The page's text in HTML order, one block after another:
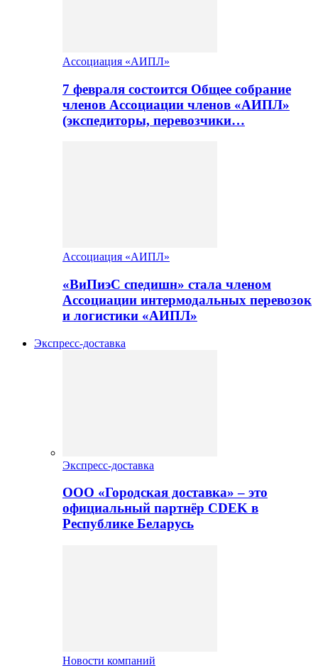
Ассоциация «АИПЛ»
7 февраля состоится Общее собрание
членов Ассоциации членов «АИПЛ»
(экспедиторы, перевозчики…
Ассоциация «АИПЛ»
«ВиПиэС спедишн» стала членом
Ассоциации интермодальных перевозок
и логистики «АИПЛ»
Экспресс-доставка
Экспресс-доставка
ООО «Городская доставка» – это
официальный партнёр CDEK в
Республике Беларусь
Новости компаний